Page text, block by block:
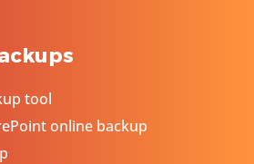
tool
online backup